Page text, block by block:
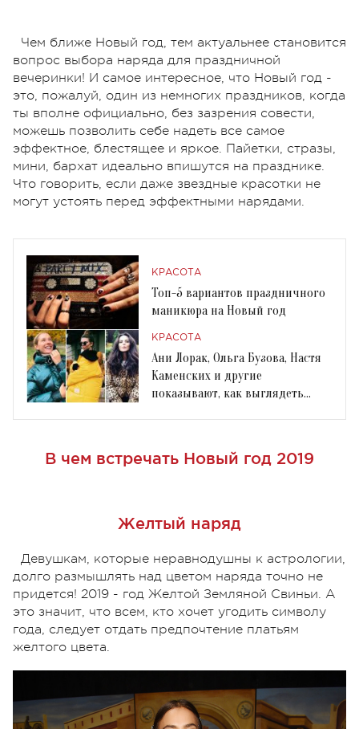
Чем ближе Новый год, тем актуальнее становится
вопрос выбора наряда для праздничной
вечеринки! И самое интересное, что Новый год -
это, пожалуй, один из немногих праздников, когда
ты вполне официально, без зазрения совести,
можешь позволить себе надеть все самое
эффектное, блестящее и яркое. Пайетки, стразы,
мини, бархат идеально впишутся на празднике.
Что говорить, если даже звездные красотки не
могут устоять перед эффектными нарядами.
КРАСОТА
Топ-5 вариантов праздничного
маникюра на Новый год
КРАСОТА
Ани Лорак, Ольга Бузова, Настя
Каменских и другие
показывают, как выглядеть
В чем встречать Новый год 2019
Желтый наряд
Девушкам, которые неравнодушны к астрологии,
долго размышлять над цветом наряда точно не
придется! 2019 - год Желтой Земляной Свиньи. А
это значит, что всем, кто хочет угодить символу
года, следует отдать предпочтение платьям
желтого цвета.